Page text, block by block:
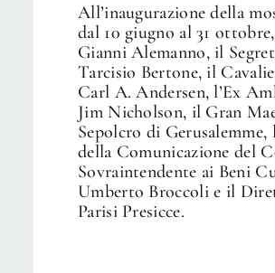
All’inaugurazione della
dal 10 giugno al 31
Gianni Alemanno, il
Tarcisio Bertone, il
Carl A. Andersen, l’Ex
Jim Nicholson, il Gran
Sepolcro di
della Comunicazione del
Sovraintendente ai Beni
Umberto Broccoli e il
Parisi Presicce.